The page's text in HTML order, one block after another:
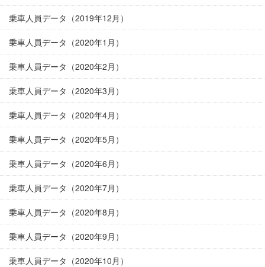
乗車人員データ（2019年12月）
乗車人員データ（2020年1月）
乗車人員データ（2020年2月）
乗車人員データ（2020年3月）
乗車人員データ（2020年4月）
乗車人員データ（2020年5月）
乗車人員データ（2020年6月）
乗車人員データ（2020年7月）
乗車人員データ（2020年8月）
乗車人員データ（2020年9月）
乗車人員データ（2020年10月）